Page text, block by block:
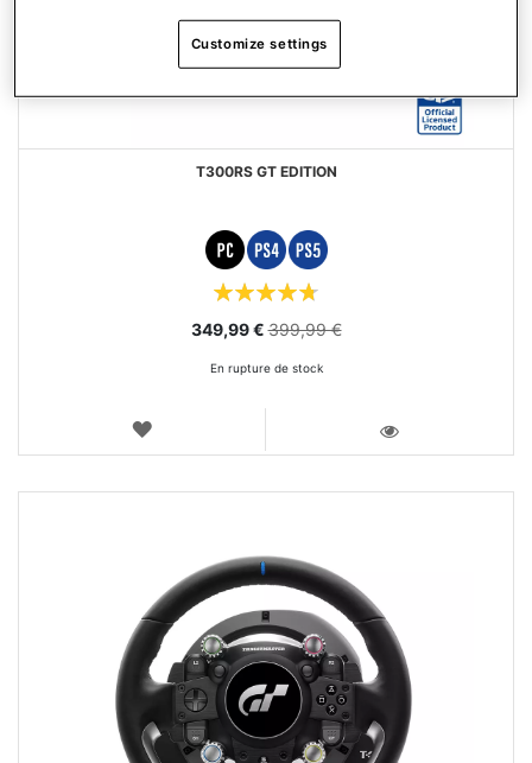
T300RS GT EDITION
Special
349,99 € 399,99 €
En rupture de stock
AJOUTER
Customize settings